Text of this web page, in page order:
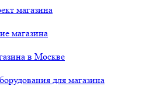
магазина
магазина
в Москве
для магазина